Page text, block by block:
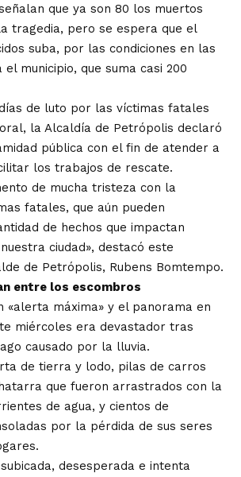
que ya son 80 los muertos
tragedia, pero se espera que el
suba, por las condiciones en las
municipio, que suma casi 200
de luto por las víctimas fatales
la Alcaldía de Petrópolis declaró
pública con el fin de atender a
los trabajos de rescate.
de mucha tristeza con la
fatales, que aún pueden
de hechos que impactan
ciudad», destacó este
de Petrópolis, Rubens Bomtempo.
entre los escombros
«alerta máxima» y el panorama en
miércoles era devastador tras
causado por la lluvia.
de tierra y lodo, pilas de carros
que fueron arrastrados con la
de agua, y cientos de
por la pérdida de sus seres
desesperada e intenta